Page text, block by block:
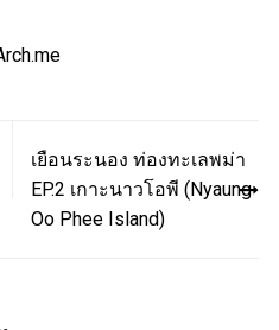
เยือนระนอง ท่องทะเลพม่า
EP.2 เกาะนาวโอพี (Nyaung
Oo Phee Island)